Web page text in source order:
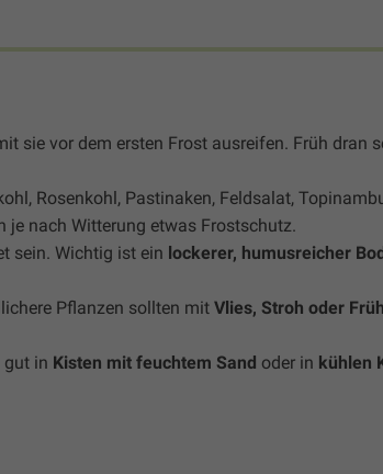
sie vor dem ersten Frost ausreifen. Früh dran
Rosenkohl, Pastinaken, Feldsalat,
je nach Witterung etwas Frostschutz.
sein. Wichtig ist ein lockerer, humusreicher
Pflanzen sollten mit Vlies, Stroh oder
gut in Kisten mit feuchtem Sand oder in kühlen